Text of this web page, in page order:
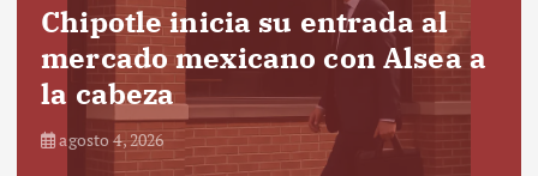
Chipotle inicia su entrada al
mercado mexicano con Alsea a
la cabeza
agosto 4, 2026